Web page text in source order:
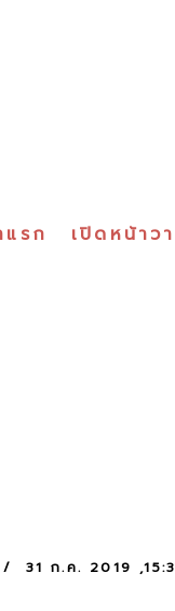
แรก เปิดหน้าว
31 ก.ค. 2019